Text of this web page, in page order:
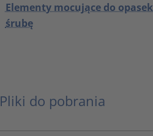
Elementy mocujące do
śrubę
Pliki do pobrania